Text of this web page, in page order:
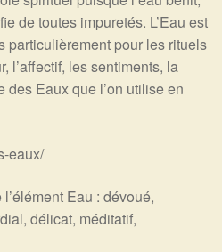
de toutes impuretés. L’Eau est
particulièrement pour les rituels
l’affectif, les sentiments, la
Eaux que l’on utilise en
eaux/
Eau : dévoué,
délicat, méditatif,